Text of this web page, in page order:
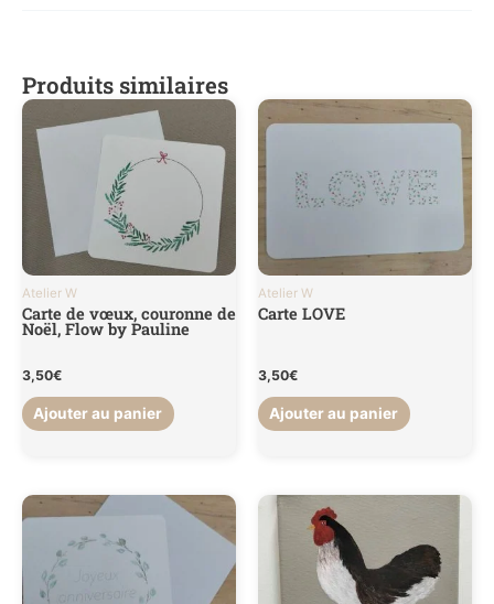
Produits similaires
Atelier W
Carte de vœux, couronne de
Noël, Flow by Pauline
3,50€
Ajouter au panier
Atelier W
Carte LOVE
3,50€
Ajouter au panier